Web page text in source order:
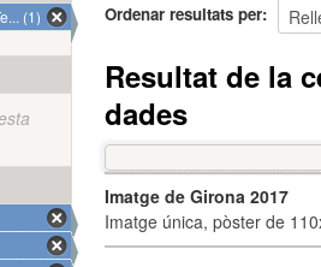
Ordenar resultats per
Resultat de la
dades
Imatge de Girona 2017
Imatge única, pòster de
(1)